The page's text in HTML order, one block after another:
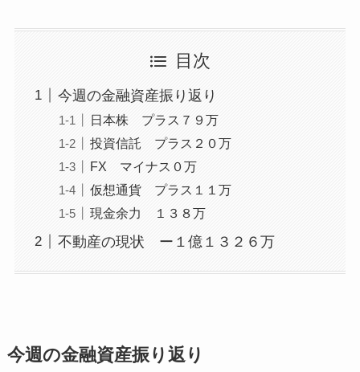
目次
今週の金融資産振り返り
日本株 プラス７９万
投資信託 プラス２０万
FX マイナス０万
仮想通貨 プラス１１万
現金余力 １３８万
不動産の現状 ー１億１３２６万
今週の金融資産振り返り